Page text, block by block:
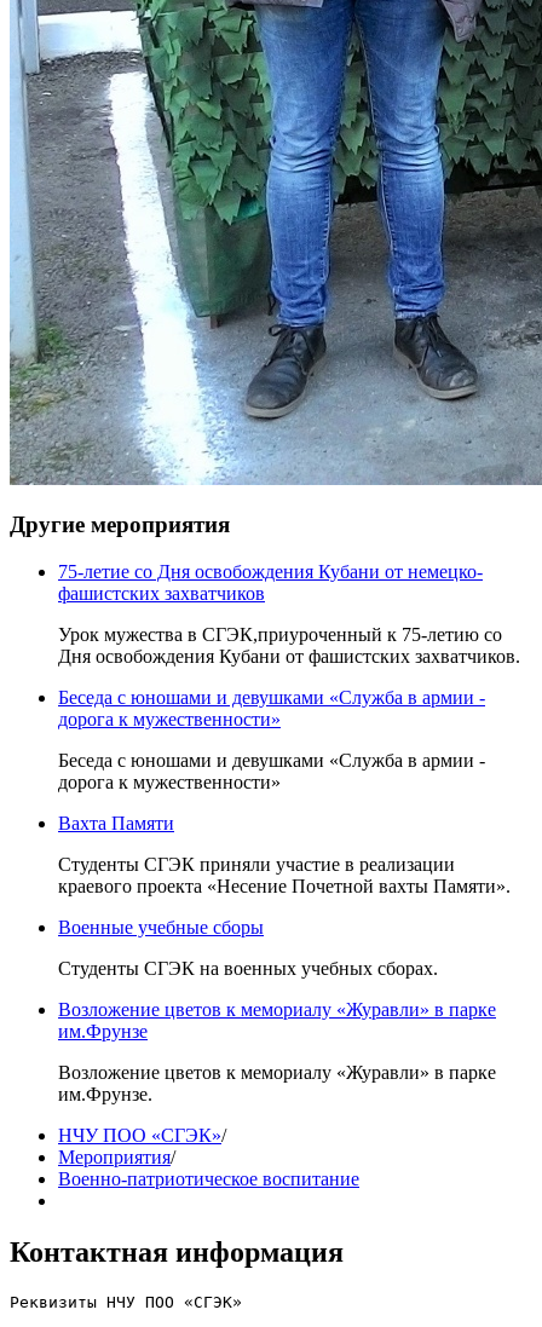
Другие мероприятия
75-летие со Дня освобождения Кубани от немецко-
фашистских захватчиков
Урок мужества в СГЭК,приуроченный к 75-летию со
Дня освобождения Кубани от фашистских захватчиков.
Беседа с юношами и девушками «Служба в армии -
дорога к мужественности»
Беседа с юношами и девушками «Служба в армии -
дорога к мужественности»
Вахта Памяти
Студенты СГЭК приняли участие в реализации
краевого проекта «Несение Почетной вахты Памяти».
Военные учебные сборы
Студенты СГЭК на военных учебных сборах.
Возложение цветов к мемориалу «Журавли» в парке
им.Фрунзе
Возложение цветов к мемориалу «Журавли» в парке
им.Фрунзе.
НЧУ ПОО «СГЭК»/
Мероприятия/
Военно-патриотическое воспитание
Контактная информация
Реквизиты НЧУ ПОО «СГЭК»